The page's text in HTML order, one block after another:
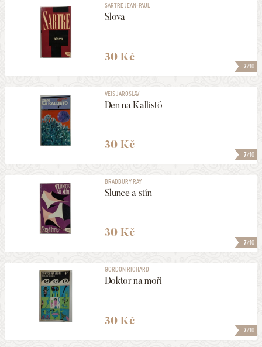
7/10
SARTRE JEAN-PAUL
Slova
30 Kč
7/10
VEIS JAROSLAV
Den na Kallistó
30 Kč
7/10
BRADBURY RAY
Slunce a stín
30 Kč
7/10
GORDON RICHARD
Doktor na moři
30 Kč